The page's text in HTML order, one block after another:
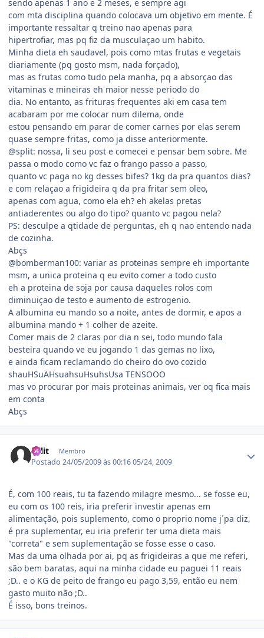
sendo apenas 1 ano e 2 meses, e sempre agi
com mta disciplina quando colocava um objetivo em mente. É
importante ressaltar q treino nao apenas para
hipertrofiar, mas pq fiz da musculaçao um habito.
Minha dieta eh saudavel, pois como mtas frutas e vegetais
diariamente (pq gosto msm, nada forçado),
mas as frutas como tudo pela manha, pq a absorçao das
vitaminas e mineiras eh maior nesse periodo do
dia. No entanto, as frituras frequentes aki em casa tem
acabaram por me colocar num dilema, onde
estou pensando em parar de comer carnes por elas serem
quase sempre fritas, como ja disse anteriormente.
@split: nossa, li seu post e comecei e pensar bem sobre. Me
passa o modo como vc faz o frango passo a passo,
quanto vc paga no kg desses bifes? 1kg da pra quantos dias?
e com relaçao a frigideira q da pra fritar sem oleo,
apenas com agua, como ela eh? eh akelas pretas
antiaderentes ou algo do tipo? quanto vc pagou nela?
PS: desculpe a qtidade de perguntas, eh q nao entendo nada
de cozinha.
Abçs
@bomberman100: variar as proteinas sempre eh importante
msm, a unica proteina q eu evito comer a todo custo
eh a proteina de soja por causa daqueles rolos com
diminuiçao de testo e aumento de estrogenio.
A albumina eu mando so a noite, antes de dormir, e apos a
albumina mando + 1 colher de azeite.
Comer mais de 2 claras por dia n sei, todo mundo fala
besteira quando ve eu jogando 1 das gemas no lixo,
e ainda ficam reclamando do cheiro do ovo cozido
shauHSuAHsuahsuHsuhsUsa TENSOOO
mas vo procurar por mais proteinas animais, ver oq fica mais
em conta
Abçs
split Membro
Postado24/05/2009 às 00:1605/24, 2009
É, com 100 reais, tu ta fazendo milagre mesmo... se fosse eu,
eu com os 100 reis, iria preferir investir apenas em
alimentação, pois suplemento, como o proprio nome j´pa diz,
é pra suplementar, eu iria preferir ter uma dieta mais
"correta" e sem suplementação se fosse esse o caso.
Mas da uma olhada por ai, pq as frigideiras a que me referi,
são bem baratas, aqui na minha cidade eu paguei 11 reais
;D.. e o KG de peito de frango eu pago 3,59, então eu nem
gasto muito não ;D..
É isso, bons treinos.